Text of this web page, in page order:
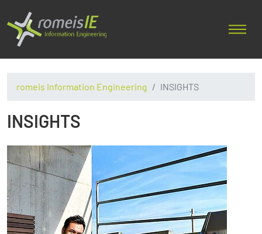
romeis Information Engineering INSIGHTS
INSIGHTS